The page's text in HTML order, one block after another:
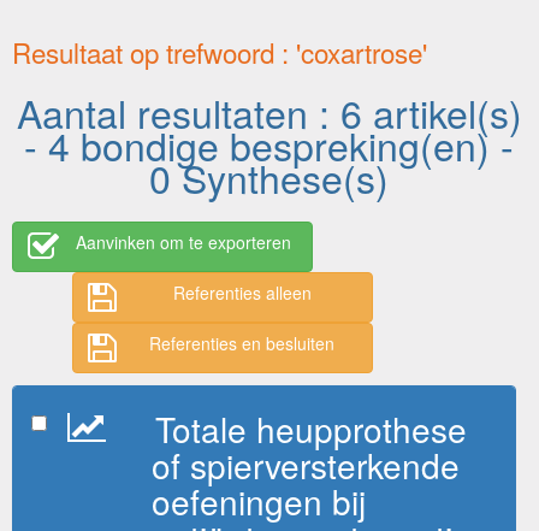
Resultaat op trefwoord : 'coxartrose'
Aantal resultaten : 6 artikel(s)
- 4 bondige bespreking(en) -
0 Synthese(s)
Aanvinken om te exporteren
Referenties alleen
Referenties en besluiten
Totale heupprothese
of spierversterkende
oefeningen bij